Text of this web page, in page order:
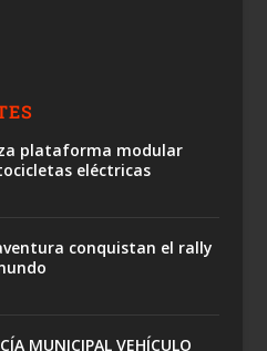
plataforma modular
eléctricas
conquistan el rally
MUNICIPAL VEHÍCULO